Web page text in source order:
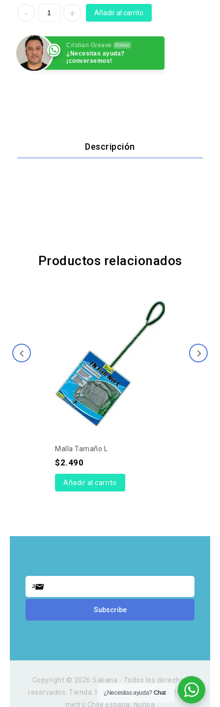
Añadir al carrito
Cristian Greave Online
¿Necesitas ayuda?
¡conversemos!
Descripción
Productos relacionados
Malla Tamaño L
$2.490
Añadir al carrito
Copyright © 2026 Sakana - Todos los derechos
reservados. Tienda: Irarrazaval 3054, Local 202A,
metro Chile España, Ñuñoa
¿Necesitas ayuda? Chat